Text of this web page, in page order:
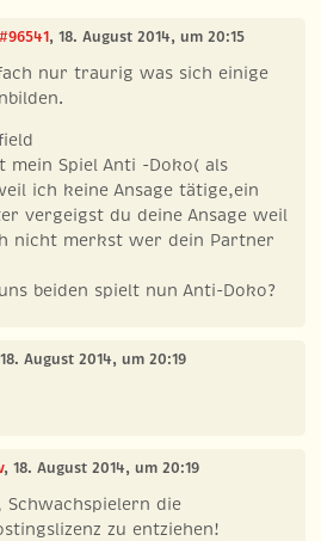
, 18. August 2014, um 20:15
nur traurig was sich einige
mein Spiel Anti -Doko( als
ich keine Ansage tätige,ein
vergeigst du deine Ansage weil
nicht merkst wer dein Partner
beiden spielt nun Anti-Doko?
August 2014, um 20:19
, 18. August 2014, um 20:19
Schwachspielern die
zu entziehen!